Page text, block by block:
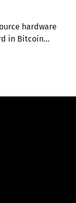
hardware
in Bitcoin
replaced